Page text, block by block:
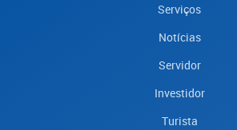
Serviços
Notícias
Servidor
Investidor
Turista